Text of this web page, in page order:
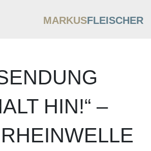
MARKUSFLEISCHER
HIN!“ –